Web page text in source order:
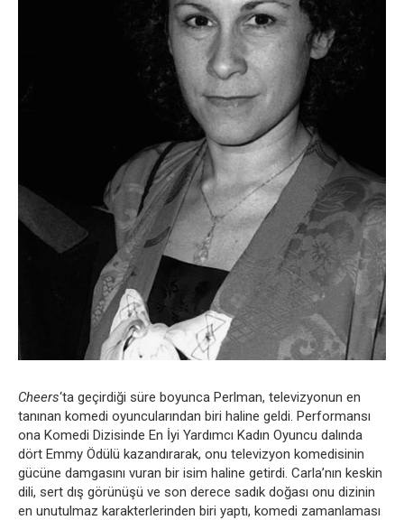
Cheers‘ta geçirdiği süre boyunca Perlman, televizyonun en
tanınan komedi oyuncularından biri haline geldi. Performansı
ona Komedi Dizisinde En İyi Yardımcı Kadın Oyuncu dalında
dört Emmy Ödülü kazandırarak, onu televizyon komedisinin
gücüne damgasını vuran bir isim haline getirdi. Carla’nın keskin
dili, sert dış görünüşü ve son derece sadık doğası onu dizinin
en unutulmaz karakterlerinden biri yaptı, komedi zamanlaması